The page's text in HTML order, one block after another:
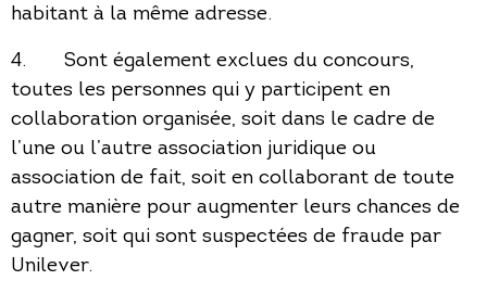
habitant à la même adresse.
4. Sont également exclues du concours,
toutes les personnes qui y participent en
collaboration organisée, soit dans le cadre de
l’une ou l’autre association juridique ou
association de fait, soit en collaborant de toute
autre manière pour augmenter leurs chances de
gagner, soit qui sont suspectées de fraude par
Unilever.